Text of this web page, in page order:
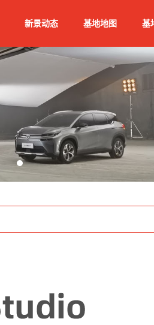
新景动态 基地地图 基